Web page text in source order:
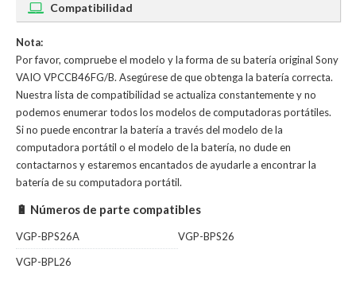
Compatibilidad
Nota:
Por favor, compruebe el modelo y la forma de su batería original Sony
VAIO VPCCB46FG/B. Asegúrese de que obtenga la batería correcta.
Nuestra lista de compatibilidad se actualiza constantemente y no
podemos enumerar todos los modelos de computadoras portátiles.
Si no puede encontrar la batería a través del modelo de la
computadora portátil o el modelo de la batería, no dude en
contactarnos y estaremos encantados de ayudarle a encontrar la
batería de su computadora portátil.
🔋 Números de parte compatibles
VGP-BPS26A
VGP-BPS26
VGP-BPL26